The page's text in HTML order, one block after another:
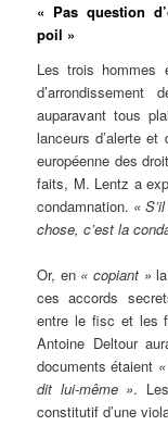
« Pas question
poil »
Les trois hommes
auparavant tous
lanceurs d’alerte
européenne des
faits, M. Lentz a
condamnation. «
chose, c’est la
Or, en « copiant »
ces accords
entre le fisc et les
Antoine Deltour
documents étaient
dit lui-même ».
constitutif d’une